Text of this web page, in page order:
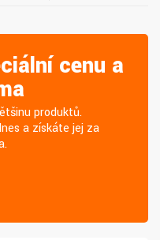
cenu a
produktů.
a získáte jej za